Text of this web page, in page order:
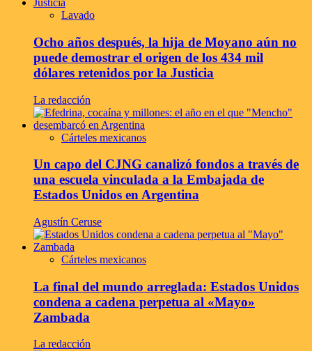
Lavado
Ocho años después, la hija de Moyano aún no
puede demostrar el origen de los 434 mil
dólares retenidos por la Justicia
La redacción
Cárteles mexicanos
Un capo del CJNG canalizó fondos a través de
una escuela vinculada a la Embajada de
Estados Unidos en Argentina
Agustín Ceruse
Cárteles mexicanos
La final del mundo arreglada: Estados Unidos
condena a cadena perpetua al «Mayo»
Zambada
La redacción